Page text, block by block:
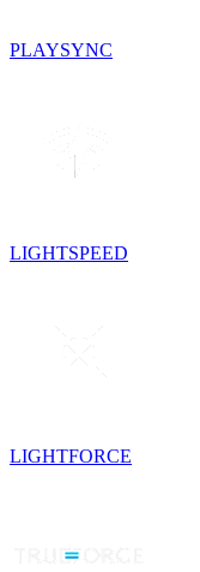
PLAYSYNC
LIGHTSPEED
LIGHTFORCE